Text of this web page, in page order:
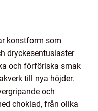
konstform som
dryckesentusiaster
och förföriska smak
till nya höjder.
och
choklad, från olika